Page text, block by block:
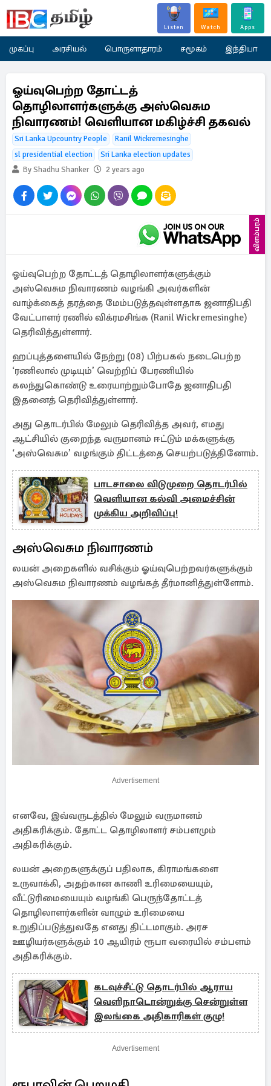
Listen Watch Apps
முகப்பு அரசியல் பொருளாதாரம் சமூகம் இந்தியா
ஓய்வுபெற்ற தோட்டத்
தொழிலாளர்களுக்கு அஸ்வெசும
நிவாரணம்! வெளியான மகிழ்ச்சி தகவல்
Sri Lanka Upcountry People
Ranil Wickremesinghe
sl presidential election
Sri Lanka election updates
By Shadhu Shanker
2 years ago
விளம்பரம்
ஓய்வுபெற்ற தோட்டத் தொழிலாளர்களுக்கும்
அஸ்வெசும நிவாரணம் வழங்கி அவர்களின்
வாழ்க்கைத் தரத்தை மேம்படுத்தவுள்ளதாக ஜனாதிபதி
வேட்பாளர் ரணில் விக்ரமசிங்க (Ranil Wickremesinghe)
தெரிவித்துள்ளார்.
ஹப்புத்தளையில் நேற்று (08) பிற்பகல் நடைபெற்ற
‘ரணிலால் முடியும்’ வெற்றிப் பேரணியில்
கலந்துகொண்டு உரையாற்றும்போதே ஜனாதிபதி
இதனைத் தெரிவித்துள்ளார்.
அது தொடர்பில் மேலும் தெரிவித்த அவர், எமது
ஆட்சியில் குறைந்த வருமானம் ஈட்டும் மக்களுக்கு
‘அஸ்வெசும’ வழங்கும் திட்டத்தை செயற்படுத்தினோம்.
பாடசாலை விடுமுறை தொடர்பில்
வெளியான கல்வி அமைச்சின்
முக்கிய அறிவிப்பு!
அஸ்வெசும நிவாரணம்
லயன் அறைகளில் வசிக்கும் ஓய்வுபெற்றவர்களுக்கும்
அஸ்வெசும நிவாரணம் வழங்கத் தீர்மானித்துள்ளோம்.
Advertisement
எனவே, இவ்வருடத்தில் மேலும் வருமானம்
அதிகரிக்கும். தோட்ட தொழிலாளர் சம்பளமும்
அதிகரிக்கும்.
லயன் அறைகளுக்குப் பதிலாக, கிராமங்களை
உருவாக்கி, அதற்கான காணி உரிமையையும்,
வீட்டுரிமையையும் வழங்கி பெருந்தோட்டத்
தொழிலாளர்களின் வாழும் உரிமையை
உறுதிப்படுத்துவதே எனது திட்டமாகும். அரச
ஊழியர்களுக்கும் 10 ஆயிரம் ரூபா வரையில் சம்பளம்
அதிகரிக்கும்.
கடவுச்சீட்டு தொடர்பில் ஆராய
வெளிநாடொன்றுக்கு சென்றுள்ள
இலங்கை அதிகாரிகள் குழு!
Advertisement